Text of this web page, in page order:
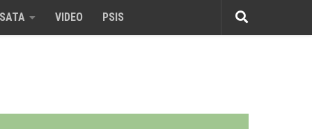
VIDEO PSIS